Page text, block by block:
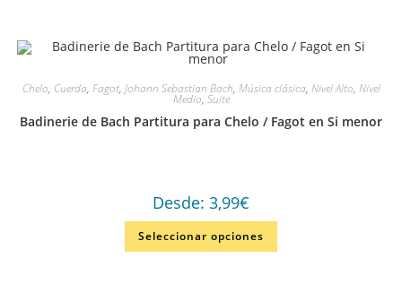
Chelo, Cuerda, Fagot, Johann Sebastian Bach, Música clásica, Nivel Alto, Nivel
Medio, Suite
Badinerie de Bach Partitura para Chelo / Fagot en Si menor
Desde: 3,99€
Seleccionar opciones